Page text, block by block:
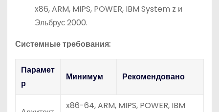
x86, ARM, MIPS, POWER, IBM System z и
Эльбрус 2000.
Системные требования:
Парамет
р
Минимум Рекомендовано
x86-64, ARM, MIPS, POWER, IBM